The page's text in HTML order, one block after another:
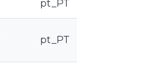
pt_PT
pt_PT